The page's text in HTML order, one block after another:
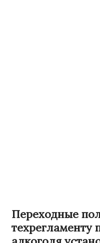
Переходные
техрегламенту